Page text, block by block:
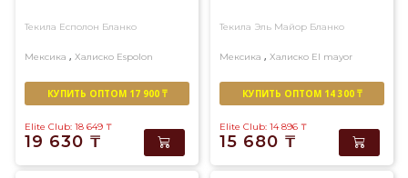
Текила Есполон Бланко
Мексика , Халиско Espolon
КУПИТЬ ОПТОМ 17 900 ₸
Elite Club: 18 649 ₸
19 630 ₸
Текила Эль Майор Бланко
Мексика , Халиско El mayor
КУПИТЬ ОПТОМ 14 300 ₸
Elite Club: 14 896 ₸
15 680 ₸